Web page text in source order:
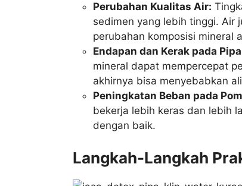
Perubahan Kualitas Air:
sedimen yang lebih tinggi. Air
perubahan komposisi mineral
Endapan dan Kerak pada
mineral dapat mempercepat
akhirnya bisa menyebabkan
Peningkatan Beban pada
bekerja lebih keras dan lebih
dengan baik.
Langkah-Langkah